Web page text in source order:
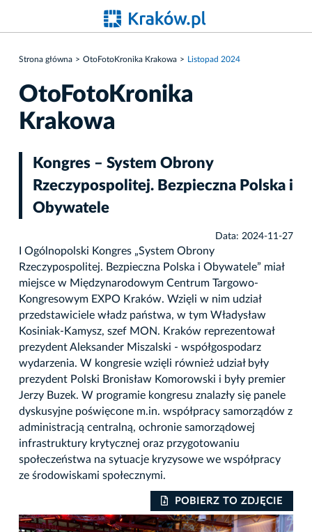
Strona główna OtoFotoKronika Krakowa Listopad 2024
OtoFotoKronika
Krakowa
Kongres – System Obrony
Rzeczypospolitej. Bezpieczna Polska i
Obywatele
Data: 2024-11-27
I Ogólnopolski Kongres „System Obrony
Rzeczypospolitej. Bezpieczna Polska i Obywatele” miał
miejsce w Międzynarodowym Centrum Targowo-
Kongresowym EXPO Kraków. Wzięli w nim udział
przedstawiciele władz państwa, w tym Władysław
Kosiniak-Kamysz, szef MON. Kraków reprezentował
prezydent Aleksander Miszalski - współgospodarz
wydarzenia. W kongresie wzięli również udział były
prezydent Polski Bronisław Komorowski i były premier
Jerzy Buzek. W programie kongresu znalazły się panele
dyskusyjne poświęcone m.in. współpracy samorządów z
administracją centralną, ochronie samorządowej
infrastruktury krytycznej oraz przygotowaniu
społeczeństwa na sytuacje kryzysowe we współpracy
ze środowiskami społecznymi.
POBIERZ TO ZDJĘCIE